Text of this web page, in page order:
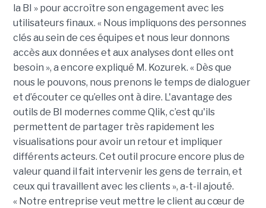
la BI » pour accroître son engagement avec les
utilisateurs finaux. « Nous impliquons des personnes
clés au sein de ces équipes et nous leur donnons
accès aux données et aux analyses dont elles ont
besoin », a encore expliqué M. Kozurek. « Dès que
nous le pouvons, nous prenons le temps de dialoguer
et d’écouter ce qu’elles ont à dire. L'avantage des
outils de BI modernes comme Qlik, c’est qu'ils
permettent de partager très rapidement les
visualisations pour avoir un retour et impliquer
différents acteurs. Cet outil procure encore plus de
valeur quand il fait intervenir les gens de terrain, et
ceux qui travaillent avec les clients », a-t-il ajouté.
« Notre entreprise veut mettre le client au cœur de